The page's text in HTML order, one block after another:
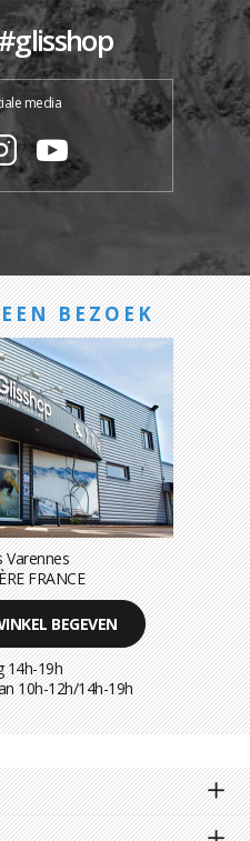
media
BEZOEK
Varennes
FRANCE
BEGEVEN
14h-19h
10h-12h/14h-19h